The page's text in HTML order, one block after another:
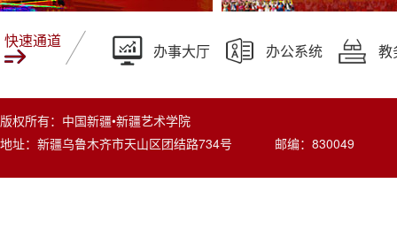
快速通道
办事大厅 办公系统 教
版权所有：中国新疆•新疆艺术学院
地址：新疆乌鲁木齐市天山区团结路734号 邮编：830049